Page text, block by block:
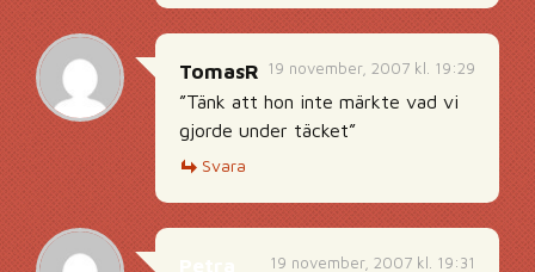
19 november, 2007 kl. 19:29
TomasR
”Tänk att hon inte märkte vad vi
gjorde under täcket”
Svara
19 november, 2007 kl. 19:31